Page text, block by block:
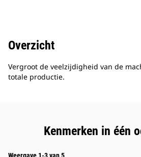
Overzicht
Vergroot de veelzijdigheid van de
totale productie.
Kenmerken in één